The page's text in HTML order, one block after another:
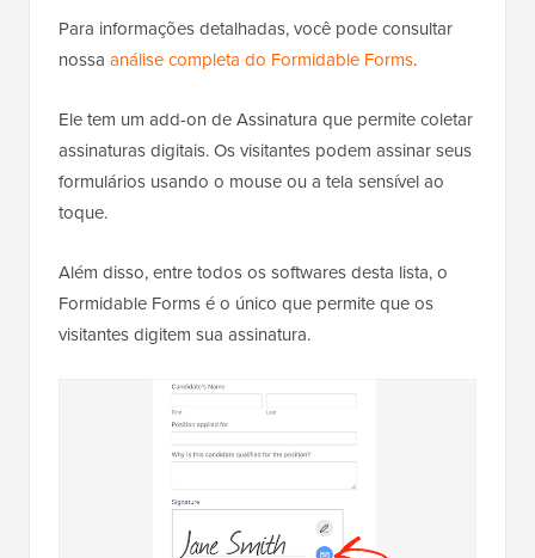
Para informações detalhadas, você pode consultar
nossa análise completa do Formidable Forms.
Ele tem um add-on de Assinatura que permite coletar
assinaturas digitais. Os visitantes podem assinar seus
formulários usando o mouse ou a tela sensível ao
toque.
Além disso, entre todos os softwares desta lista, o
Formidable Forms é o único que permite que os
visitantes digitem sua assinatura.